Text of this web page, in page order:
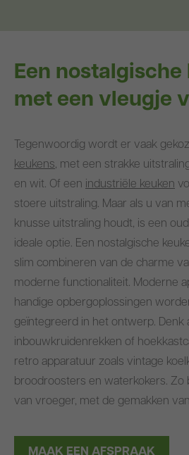
Een nostalgische
met een vleugje
Tegenwoordig wordt er vaak
keukens, met een strakke
en wit. Of een industriële keuken
stoere uitstraling. Maar als u van
knusse uitstraling houdt, is een
ideale optie. Een nostalgische
slim combineren van de charme
moderne functionaliteit. Moderne
handige opbergoplossingen
geïntegreerd in het ontwerp. Denk
inbouwkruidenrekken of
retro apparatuur zoals vintage
broodroosters en waterkokers. Zo
van vroeger, met de gemakken
MAAK EEN AFSPRAAK